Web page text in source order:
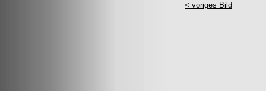
< voriges Bild